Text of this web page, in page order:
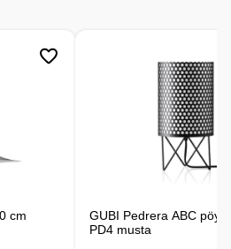
cm
GUBI Pedrera ABC
PD4 musta